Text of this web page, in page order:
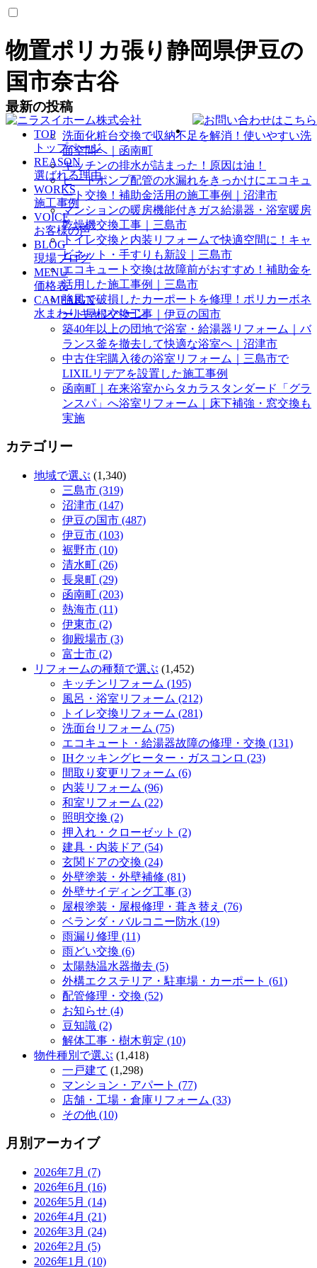
物置ポリカ張り静岡県伊豆の
国市奈古谷
TOP
トップページ
REASON
選ばれる理由
WORKS
施工事例
VOICE
お客様の声
BLOG
現場ブログ
MENU
価格表
CAMPAIGN
水まわりキャンペーン
最新の投稿
洗面化粧台交換で収納不足を解消！使いやすい洗
面空間へ｜函南町
キッチンの排水が詰まった！原因は油！
ヒートポンプ配管の水漏れをきっかけにエコキュ
ート交換！補助金活用の施工事例｜沼津市
マンションの暖房機能付きガス給湯器・浴室暖房
乾燥機交換工事｜三島市
トイレ交換と内装リフォームで快適空間に！キャ
ビネット・手すりも新設｜三島市
エコキュート交換は故障前がおすすめ！補助金を
活用した施工事例｜三島市
強風で破損したカーポートを修理！ポリカーボネ
ート屋根交換工事｜伊豆の国市
築40年以上の団地で浴室・給湯器リフォーム｜バ
ランス釜を撤去して快適な浴室へ｜沼津市
中古住宅購入後の浴室リフォーム｜三島市で
LIXILリデアを設置した施工事例
函南町｜在来浴室からタカラスタンダード「グラ
ンスパ」へ浴室リフォーム｜床下補強・窓交換も
実施
カテゴリー
地域で選ぶ (1,340)
三島市 (319)
沼津市 (147)
伊豆の国市 (487)
伊豆市 (103)
裾野市 (10)
清水町 (26)
長泉町 (29)
函南町 (203)
熱海市 (11)
伊東市 (2)
御殿場市 (3)
富士市 (2)
リフォームの種類で選ぶ (1,452)
キッチンリフォーム (195)
風呂・浴室リフォーム (212)
トイレ交換リフォーム (281)
洗面台リフォーム (75)
エコキュート・給湯器故障の修理・交換 (131)
IHクッキングヒーター・ガスコンロ (23)
間取り変更リフォーム (6)
内装リフォーム (96)
和室リフォーム (22)
照明交換 (2)
押入れ・クローゼット (2)
建具・内装ドア (54)
玄関ドアの交換 (24)
外壁塗装・外壁補修 (81)
外壁サイディング工事 (3)
屋根塗装・屋根修理・葺き替え (76)
ベランダ・バルコニー防水 (19)
雨漏り修理 (11)
雨どい交換 (6)
太陽熱温水器撤去 (5)
外構エクステリア・駐車場・カーポート (61)
配管修理・交換 (52)
お知らせ (4)
豆知識 (2)
解体工事・樹木剪定 (10)
物件種別で選ぶ (1,418)
一戸建て (1,298)
マンション・アパート (77)
店舗・工場・倉庫リフォーム (33)
その他 (10)
月別アーカイブ
2026年7月 (7)
2026年6月 (16)
2026年5月 (14)
2026年4月 (21)
2026年3月 (24)
2026年2月 (5)
2026年1月 (10)